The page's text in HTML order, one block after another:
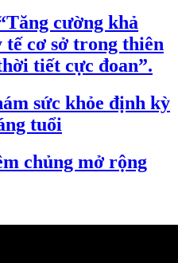
cường khả
tế cơ sở trong thiên
tiết cực đoan”.
sức khỏe định kỳ
tuổi
chủng mở rộng